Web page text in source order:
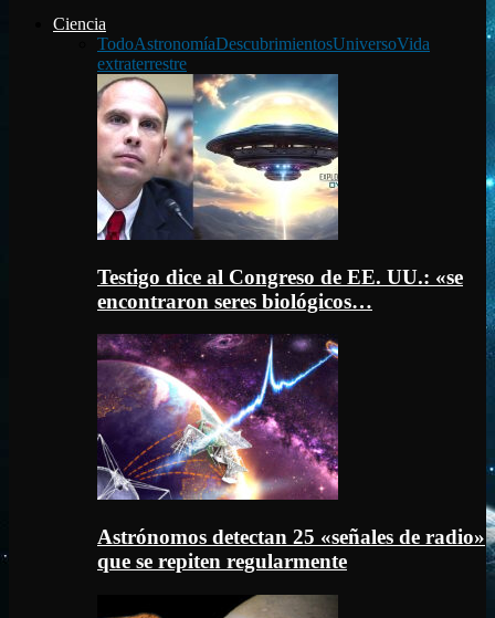
Ciencia
TodoAstronomíaDescubrimientosUniversoVida
extraterrestre
Testigo dice al Congreso de EE. UU.: «se
encontraron seres biológicos…
Astrónomos detectan 25 «señales de radio»
que se repiten regularmente